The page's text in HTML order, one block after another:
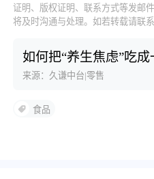
证明、版权证明、联系方式等发邮
将及时沟通与处理。如若转载请联
如何把“养生焦虑”吃成
来源：久谦中台|零售
食品